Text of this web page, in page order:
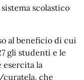
scolastico
al beneficio di cui
gli studenti e le
esercita la
che